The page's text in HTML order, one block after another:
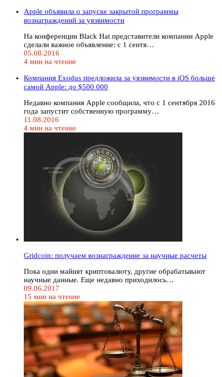
Apple объявила о запуске закрытой программы
вознаграждений за уязвимости
На конференции Black Hat представители компании Apple
сделали важное объявление: с 1 сентя…
05.08.2016
4 мин на чтение
Компания Exodus предложила за уязвимости в iOS больше
самой Apple: до $500 000
Недавно компания Apple сообщила, что с 1 сентября 2016
года запустит собственную программу…
11.08.2016
4 мин на чтение
Gridcoin: получаем вознаграждение за научные расчеты
Пока одни майнят криптовалюту, другие обрабатывают
научные данные. Еще недавно приходилось…
09.06.2017
15 мин на чтение